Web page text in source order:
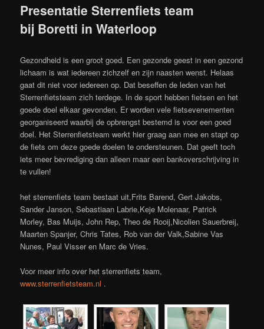
Presentatie Sterrenfiets team
bij Boretti in Waterloop
Gezondheid is een groot goed. Een gezonde geest in een gezond
lichaam is wat iedereen zichzelf en zijn naasten wenst. Helaas
gaat dit niet voor iedereen op. Dat beseffen de leden van het
Sterrenfietsteam zich terdege. In de sport hebben fietsen en het
goede doel elkaar gevonden. Er worden vele fietsevenementen
georganiseerd waarbij de opbrengst bestemd is voor een goed
doel. Het Sterrenfietsteam werkt hier graag aan mee en stapt op
de fiets om deze goede doelen te ondersteunen. Dat geeft toch
iets meer bevrediging dan alleen maar een bankoverschrijving in
te vullen!
het sterrenfiets team bestaat uit,Frits Barend, Gert Jakobs,
Sander Janson, Sebastiaan Labrie,Keje Molenaar, Patrick
Morley, Bas Muijs, John Rep, Theo de Rooij,Nicolien Sauerbreij,
Maarten Spanjer, Chris Tates, Rob van der Valk,Sabine Vas
Nunes, Paul Visser en Marc de Vries.
Voor meer info over het sterrenfiets team,
www.sterrenfietsteam.nl .